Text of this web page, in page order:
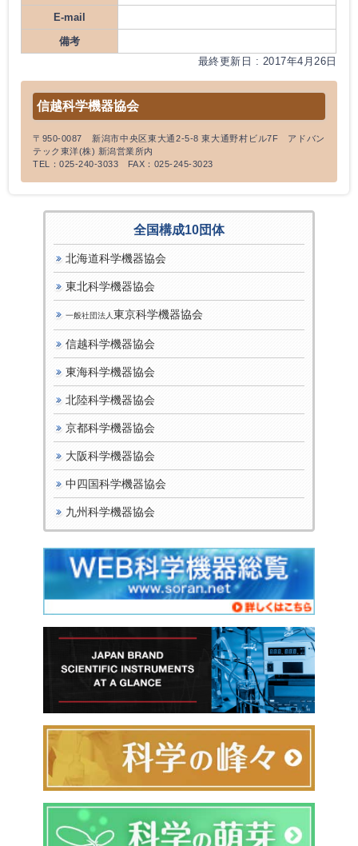
E-mail
備考
最終更新日 : 2017年4月26日
信越科学機器協会
〒950-0087 新潟市中央区東大通2-5-8 東大通野村ビル7F アドバン
テック東洋(株) 新潟営業所内
TEL：025-240-3033 FAX：025-245-3023
全国構成10団体
北海道科学機器協会
東北科学機器協会
一般社団法人 東京科学機器協会
信越科学機器協会
東海科学機器協会
北陸科学機器協会
京都科学機器協会
大阪科学機器協会
中四国科学機器協会
九州科学機器協会